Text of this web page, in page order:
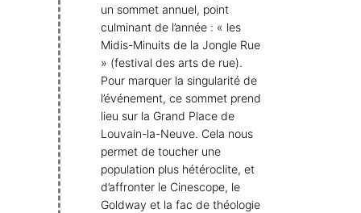
un sommet annuel, point
culminant de l’année : « les
Midis-Minuits de la Jongle Rue
» (festival des arts de rue).
Pour marquer la singularité de
l’événement, ce sommet prend
lieu sur la Grand Place de
Louvain-la-Neuve. Cela nous
permet de toucher une
population plus hétéroclite, et
d’affronter le Cinescope, le
Goldway et la fac de théologie